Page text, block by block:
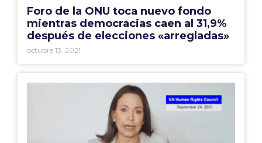
Foro de la ONU toca nuevo fondo
mientras democracias caen al 31,9%
después de elecciones «arregladas»
octubre 13, 2021